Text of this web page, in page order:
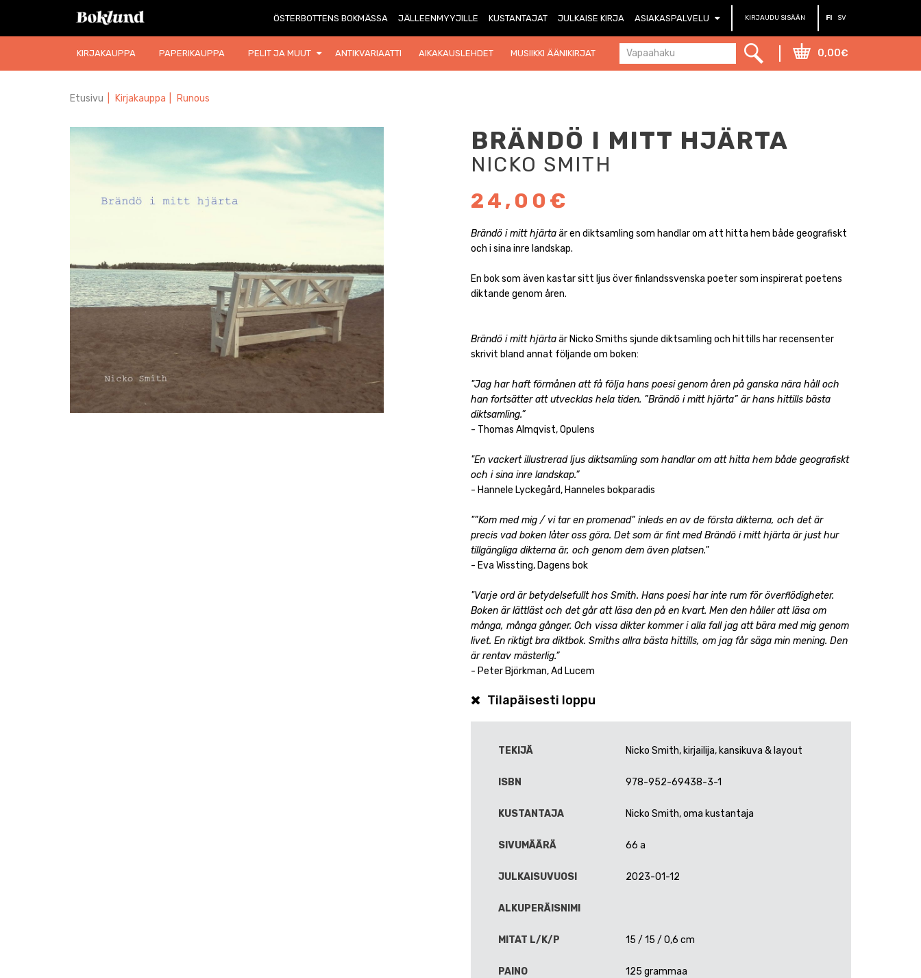
ÖSTERBOTTENS BOKMÄSSA JÄLLEENMYYJILLE KUSTANTAJAT JULKAISE KIRJA ASIAKASPALVELU KIRJAUDU SISÄÄN FI SV
KIRJAKAUPPA PAPERIKAUPPA PELIT JA MUUT ANTIKVARIAATTI AIKAKAUSLEHDET MUSIIKKI ÄÄNIKIRJAT 0,00€
Etusivu Kirjakauppa Runous
BRÄNDÖ I MITT HJÄRTA
NICKO SMITH
24,00€
Brändö i mitt hjärtaär en diktsamling som handlar om att hitta hem både geografiskt
och i sina inre landskap.
En bok som även kastar sitt ljus över finlandssvenska poeter som inspirerat poetens
diktande genom åren.
Brändö i mitt hjärtaär Nicko Smiths sjunde diktsamling och hittills har recensenter
skrivit bland annat följande om boken:
"Jag har haft förmånen att få följa hans poesi genom åren på ganska nära håll och
han fortsätter att utvecklas hela tiden. ”Brändö i mitt hjärta” är hans hittills bästa
diktsamling.”
- Thomas Almqvist, Opulens
"En vackert illustrerad ljus diktsamling som handlar om att hitta hem både geografiskt
och i sina inre landskap.”
- Hannele Lyckegård, Hanneles bokparadis
"”Kom med mig / vi tar en promenad” inleds en av de första dikterna, och det är
precis vad boken låter oss göra. Det som är fint med Brändö i mitt hjärta är just hur
tillgängliga dikterna är, och genom dem även platsen."
- Eva Wissting, Dagens bok
"Varje ord är betydelsefullt hos Smith. Hans poesi har inte rum för överflödigheter.
Boken är lättläst och det går att läsa den på en kvart. Men den håller att läsa om
många, många gånger. Och vissa dikter kommer i alla fall jag att bära med mig genom
livet. En riktigt bra diktbok. Smiths allra bästa hittills, om jag får säga min mening. Den
är rentav mästerlig.”
- Peter Björkman, Ad Lucem
Tilapäisesti loppu
TEKIJÄ Nicko Smith, kirjailija, kansikuva & layout
ISBN 978-952-69438-3-1
KUSTANTAJA Nicko Smith, oma kustantaja
SIVUMÄÄRÄ 66 a
JULKAISUVUOSI 2023-01-12
ALKUPERÄISNIMI
MITAT L/K/P 15 / 15 / 0,6 cm
PAINO 125 grammaa